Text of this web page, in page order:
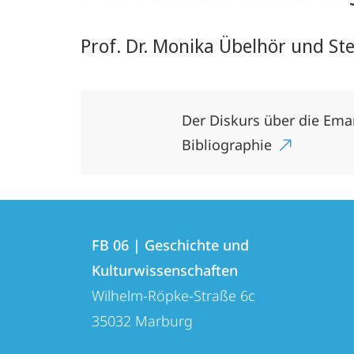
Prof. Dr. Monika Übelhör und
Der Diskurs über die
Bibliographie
Informationen
Kontaktinformationen
FB
06
|
FB 06 | Geschichte und
Kulturwissenschaften
Wilhelm-Röpke-Straße 6c
35032 Marburg